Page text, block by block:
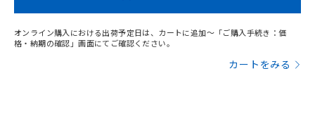
オンライン購入における出荷予定日は、カートに追加～「ご購入手続き：価
格・納期の確認」画面にてご確認ください。
カートをみる